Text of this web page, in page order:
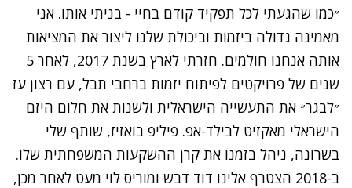
״כמו שהגעתי לכל תפקיד קודם בחיי - בניתי אותו. אני
מאמינה גדולה ביזמות וביכולת שלנו ליצור את המציאות
אותה אנחנו חולמים. חזרתי לארץ בשנת 2017, לאחר 5
שנים של פרויקטים לפיתוח יזמות ברחבי תבל, עם רצון עז
״לבגר״ את התעשייה הישראלית ולשנות את חלום היזם
הישראלי מאקזיט לבילד-אפ. פיליפ בואזיז, שותף שלי
בשרונה, ניהל בזמנו את קרן ההשקעות המשפחתית שלו.
ב-2018 הצטרף אלינו דוד דבש ומוריס לוי מעט לאחר מכן,